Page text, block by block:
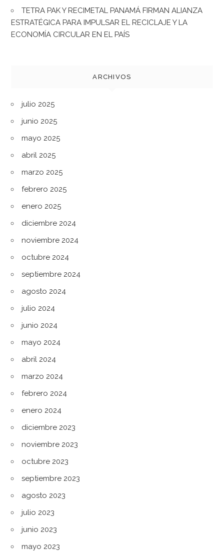
TETRA PAK Y RECIMETAL PANAMÁ FIRMAN ALIANZA
ESTRATÉGICA PARA IMPULSAR EL RECICLAJE Y LA
ECONOMÍA CIRCULAR EN EL PAÍS
ARCHIVOS
julio 2025
junio 2025
mayo 2025
abril 2025
marzo 2025
febrero 2025
enero 2025
diciembre 2024
noviembre 2024
octubre 2024
septiembre 2024
agosto 2024
julio 2024
junio 2024
mayo 2024
abril 2024
marzo 2024
febrero 2024
enero 2024
diciembre 2023
noviembre 2023
octubre 2023
septiembre 2023
agosto 2023
julio 2023
junio 2023
mayo 2023